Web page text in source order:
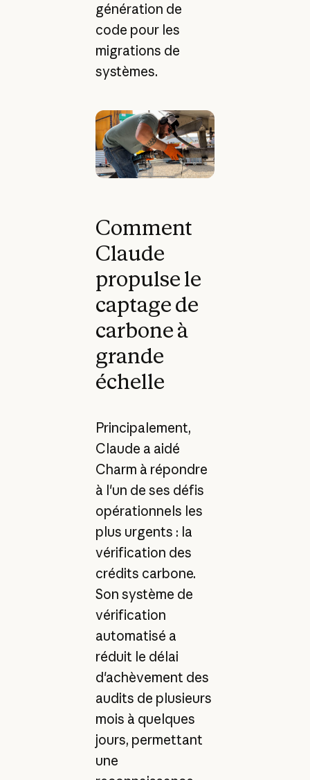
génération de
code pour les
migrations de
systèmes.
Comment
Claude
propulse le
captage de
carbone à
grande
échelle
Principalement,
Claude a aidé
Charm à répondre
à l'un de ses défis
opérationnels les
plus urgents : la
vérification des
crédits carbone.
Son système de
vérification
automatisé a
réduit le délai
d'achèvement des
audits de plusieurs
mois à quelques
jours, permettant
une